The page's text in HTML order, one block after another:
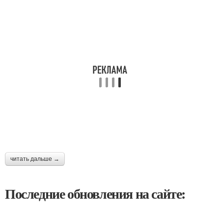
читать дальше →
Последние обновления на сайте: